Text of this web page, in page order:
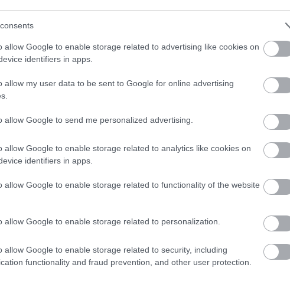
allow Google to enable storage related to advertising like cookies on
identifiers in apps.
allow my user data to be sent to Google for online advertising
allow Google to send me personalized advertising.
allow Google to enable storage related to analytics like cookies on
identifiers in apps.
allow Google to enable storage related to functionality of the website
allow Google to enable storage related to personalization.
allow Google to enable storage related to security, including
functionality and fraud prevention, and other user protection.
μόνο ηθικοί
Γιατί
από τις
κοινωνίες –
Αυτό είναι το σύμπτωμα
εντοπιστεί στο
κομμωτήριο! – Τι δείχνει